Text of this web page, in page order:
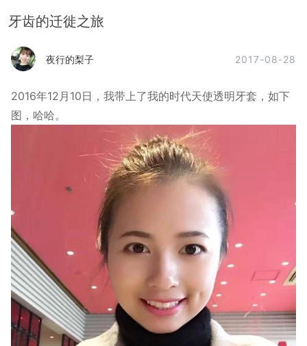
牙齿的迁徙之旅
夜行的梨子 2017-08-28
2016年12月10日，我带上了我的时代天使透明牙套，如下
图，哈哈。